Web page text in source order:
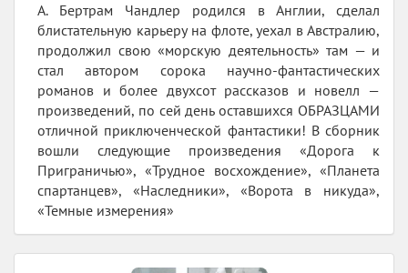
А. Бертрам Чандлер родился в Англии, сделал
блистательную карьеру на флоте, уехал в Австралию,
продолжил свою «морскую деятельность» там — и
стал автором сорока научно-фантастических
романов и более двухсот рассказов и новелл —
произведений, по сей день оставшихся ОБРАЗЦАМИ
отличной приключенческой фантастики! В сборник
вошли следующие произведения «Дорога к
Приграничью», «Трудное восхождение», «Планета
спартанцев», «Наследники», «Ворота в никуда»,
«Темные измерения»